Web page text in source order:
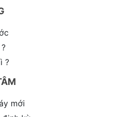
?
mới